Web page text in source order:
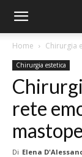
Home Chirurgia
Chirurgia estetica
rete
Di Elena